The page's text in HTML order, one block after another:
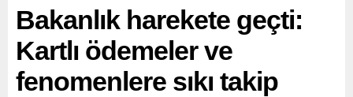
Bakanlık harekete geçti:
Kartlı ödemeler ve
fenomenlere sıkı takip